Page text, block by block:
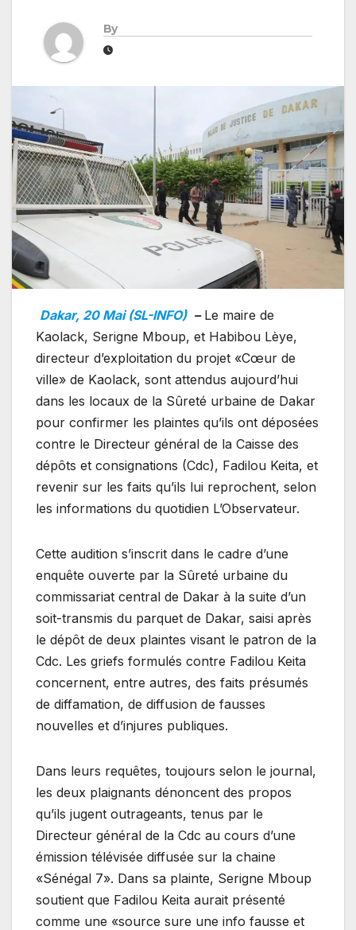
By
Dakar, 20 Mai (SL-INFO) –Le maire de
Kaolack, Serigne Mboup, et Habibou Lèye,
directeur d’exploitation du projet «Cœur de
ville» de Kaolack, sont attendus aujourd’hui
dans les locaux de la Sûreté urbaine de Dakar
pour confirmer les plaintes qu’ils ont déposées
contre le Directeur général de la Caisse des
dépôts et consignations (Cdc), Fadilou Keita, et
revenir sur les faits qu’ils lui reprochent, selon
les informations du quotidien L’Observateur.
Cette audition s’inscrit dans le cadre d’une
enquête ouverte par la Sûreté urbaine du
commissariat central de Dakar à la suite d’un
soit-transmis du parquet de Dakar, saisi après
le dépôt de deux plaintes visant le patron de la
Cdc. Les griefs formulés contre Fadilou Keita
concernent, entre autres, des faits présumés
de diffamation, de diffusion de fausses
nouvelles et d’injures publiques.
Dans leurs requêtes, toujours selon le journal,
les deux plaignants dénoncent des propos
qu’ils jugent outrageants, tenus par le
Directeur général de la Cdc au cours d’une
émission télévisée diffusée sur la chaine
«Sénégal 7». Dans sa plainte, Serigne Mboup
soutient que Fadilou Keita aurait présenté
comme une «source sure une info fausse et